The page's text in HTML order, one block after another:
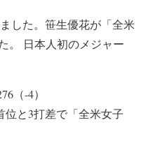
した。笹生優花が「全米
。 日本人初のメジャー
（-4）
と3打差で「全米女子